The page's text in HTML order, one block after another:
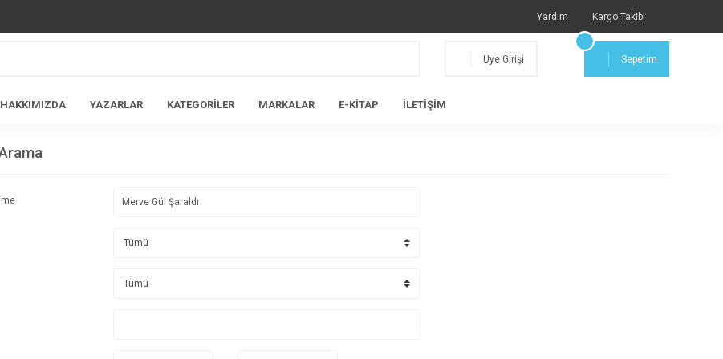
Yardım Kargo Takibi
Üye Girişi Sepetim
HAKKIMIZDA YAZARLAR KATEGORİLER MARKALAR E-KİTAP İLETİŞİM